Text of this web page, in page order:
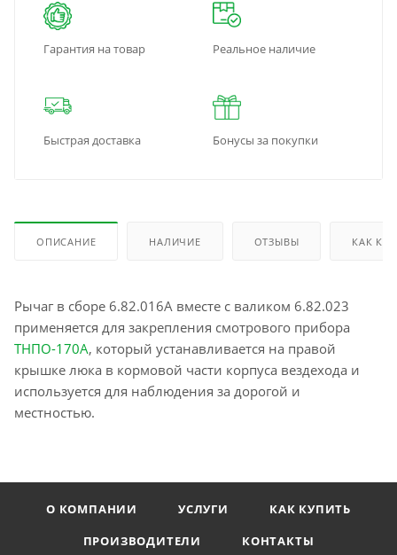
Гарантия на товар Реальное наличие
Быстрая доставка Бонусы за покупки
ОПИСАНИЕ НАЛИЧИЕ ОТЗЫВЫ КАК
Рычаг в сборе 6.82.016А вместе с валиком 6.82.023
применяется для закрепления смотрового прибора
ТНПО-170А, который устанавливается на правой
крышке люка в кормовой части корпуса вездехода и
используется для наблюдения за дорогой и
местностью.
О КОМПАНИИ УСЛУГИ
КАК КУПИТЬ
ПРОИЗВОДИТЕЛИ
КОНТАКТЫ